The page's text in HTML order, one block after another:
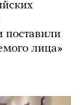
поставили
лица»